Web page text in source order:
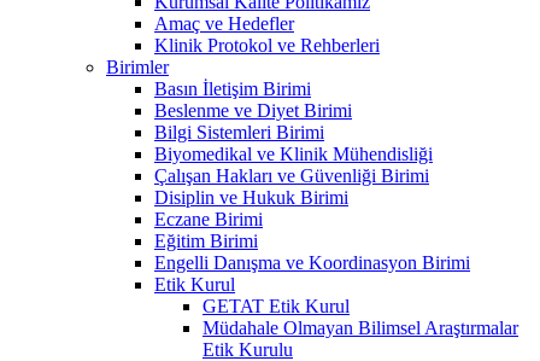
Amaç ve Hedefler
Klinik Protokol ve Rehberleri
Birimler
Basın İletişim Birimi
Beslenme ve Diyet Birimi
Bilgi Sistemleri Birimi
Biyomedikal ve Klinik Mühendisliği
Çalışan Hakları ve Güvenliği Birimi
Disiplin ve Hukuk Birimi
Eczane Birimi
Eğitim Birimi
Engelli Danışma ve Koordinasyon Birimi
Etik Kurul
GETAT Etik Kurul
Müdahale Olmayan Bilimsel Araştırmalar
Etik Kurulu